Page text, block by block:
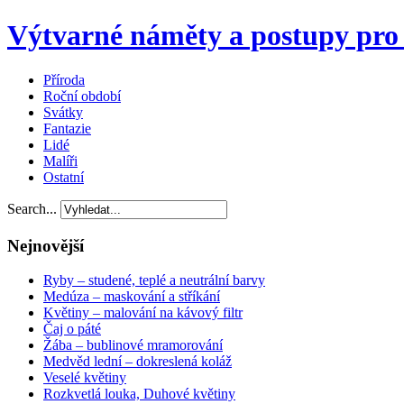
Výtvarné náměty a postupy
Příroda
Roční období
Svátky
Fantazie
Lidé
Malíři
Ostatní
Search...
Nejnovější
Ryby – studené, teplé a neutrální barvy
Medúza – maskování a stříkání
Květiny – malování na kávový filtr
Čaj o páté
Žába – bublinové mramorování
Medvěd lední – dokreslená koláž
Veselé květiny
Rozkvetlá louka, Duhové květiny